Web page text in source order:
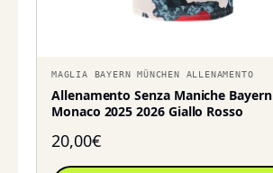
MAGLIA BAYERN MÜNCHEN ALLENAMENTO
Allenamento Senza Maniche Bayern
Monaco 2025 2026 Giallo Rosso
20,00€